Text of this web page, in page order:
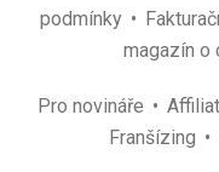
podmínky
magazín o
Pro novináře
Franšízing